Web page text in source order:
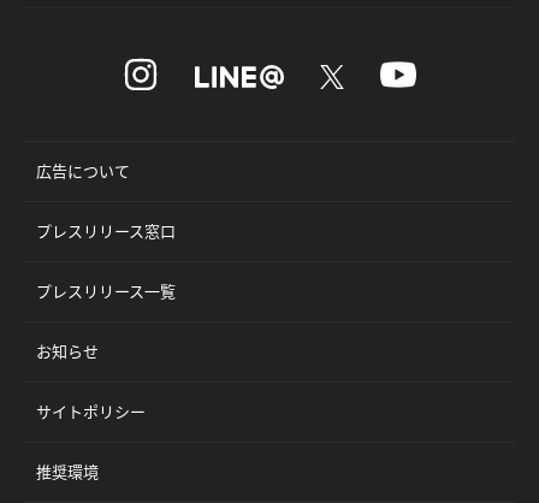
広告について
プレスリリース窓口
プレスリリース一覧
お知らせ
サイトポリシー
推奨環境